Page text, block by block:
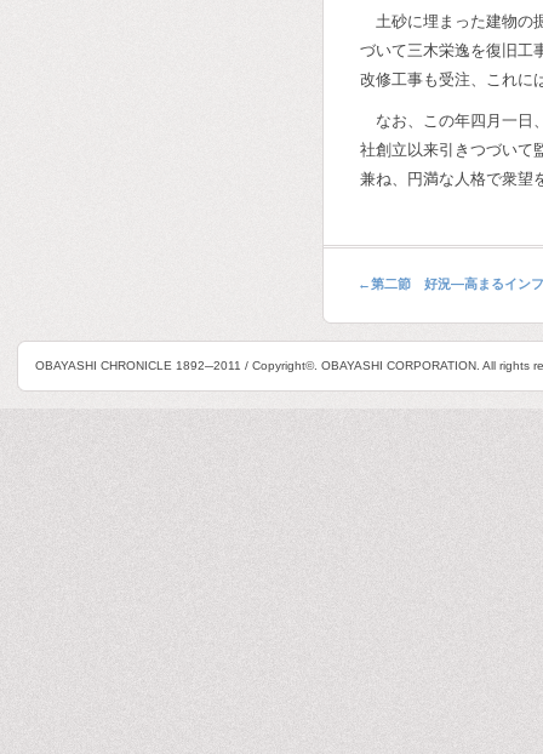
土砂に埋まった建物の
づいて三木栄逸を復旧工
改修工事も受注、これに
なお、この年四月一日
社創立以来引きつづいて
兼ね、円満な人格で衆望
←第二節 好況―高まるイン
OBAYASHI CHRONICLE 1892─2011 / Copyright©. OBAYASHI CORPORATION. All rights